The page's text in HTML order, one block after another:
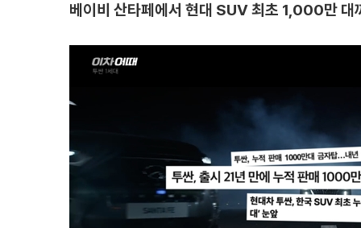
베이비 산타페에서 현대 SUV 최초 1,000만 대